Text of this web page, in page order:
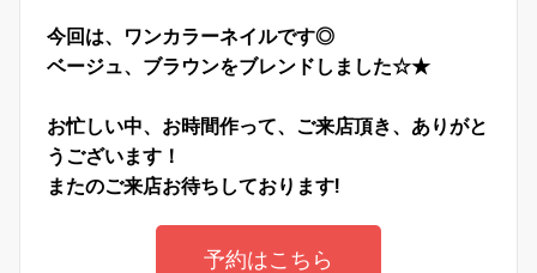
今回は、ワンカラーネイルです◎
ベージュ、ブラウンをブレンドしました☆★
お忙しい中、お時間作って、ご来店頂き、ありがと
うございます！
またのご来店お待ちしております!
予約はこちら